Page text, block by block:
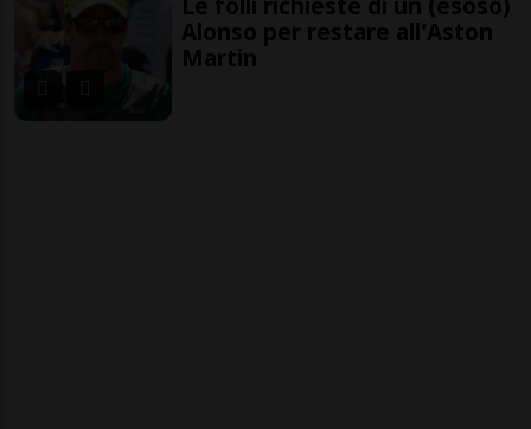
Alonso per restare all'Aston
Martin